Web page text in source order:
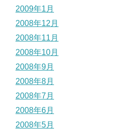
2009年1月
2008年12月
2008年11月
2008年10月
2008年9月
2008年8月
2008年7月
2008年6月
2008年5月